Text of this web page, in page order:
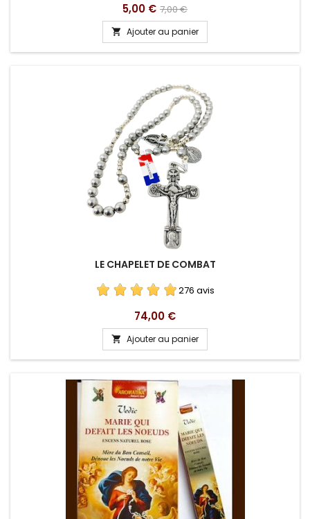
Prix
5,00 € Prix
de
base
7,00 €
 Ajouter au panier
LE CHAPELET DE COMBAT
276 avis
Prix
74,00 €
 Ajouter au panier